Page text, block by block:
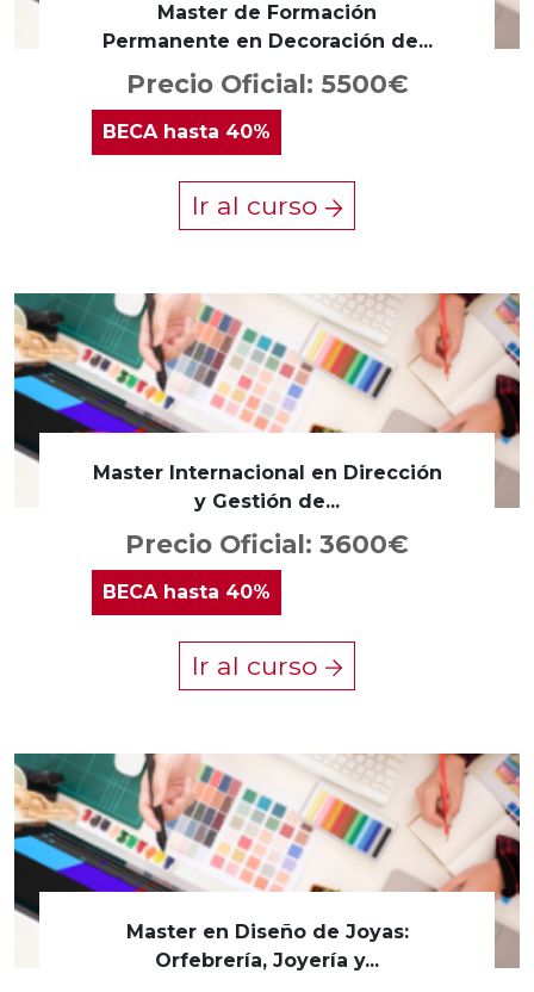
Master de Formación
Permanente en Decoración de...
Precio Oficial: 5500€
BECAhasta 40%
Ir al curso
Master Internacional en Dirección
y Gestión de...
Precio Oficial: 3600€
BECA hasta 40%
Ir al curso
Master en Diseño de Joyas:
Orfebrería, Joyería y...